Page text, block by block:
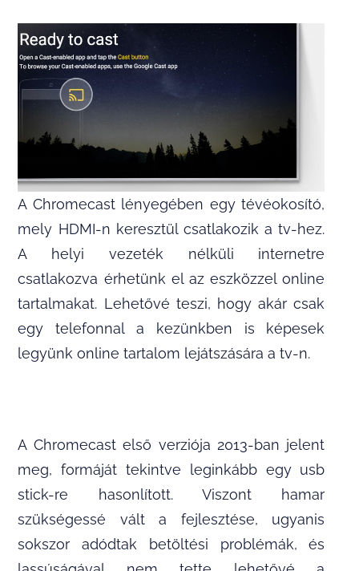
A Chromecast lényegében egy tévéokosító,
mely HDMI-n keresztül csatlakozik a tv-hez.
A helyi vezeték nélküli internetre
csatlakozva érhetünk el az eszközzel online
tartalmakat. Lehetővé teszi, hogy akár csak
egy telefonnal a kezünkben is képesek
legyünk online tartalom lejátszására a tv-n.
A Chromecast első verziója 2013-ban jelent
meg, formáját tekintve leginkább egy usb
stick-re hasonlított. Viszont hamar
szükségessé vált a fejlesztése, ugyanis
sokszor adódtak betöltési problémák, és